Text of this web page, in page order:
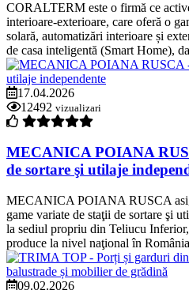
CORALTERM este o firmă ce
interioare-exterioare, care oferă o
solară, automatizări interioare și
de casa inteligentă (Smart Home),
17.04.2026
12492 vizualizari
MECANICA POIANA
de sortare şi utilaje
MECANICA POIANA RUSCA
game variate de staţii de sortare şi
la sediul propriu din Teliucu
produce la nivel naţional în
09.02.2026